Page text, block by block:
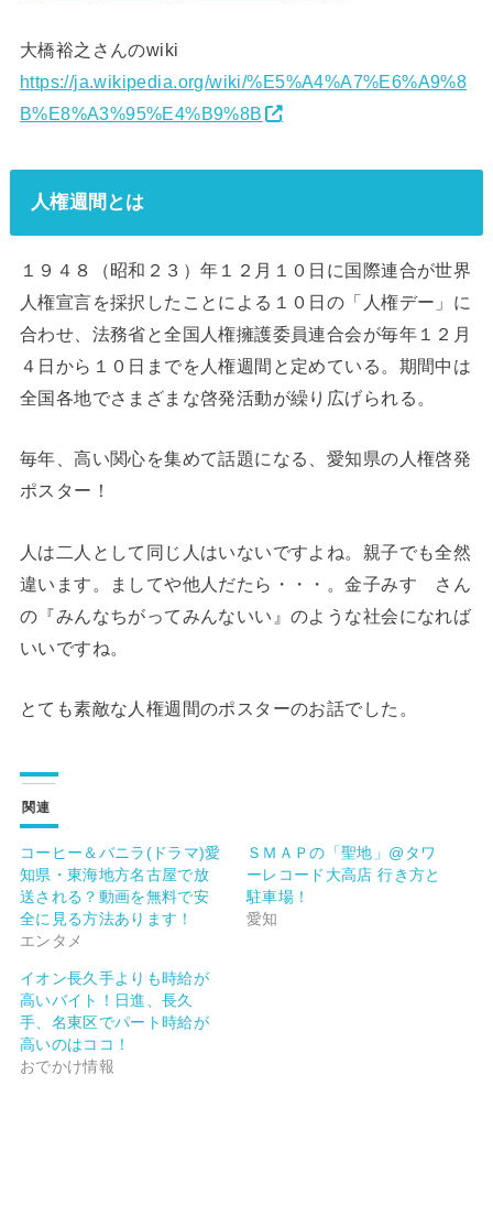
大橋裕之さんのwiki
https://ja.wikipedia.org/wiki/%E5%A4%A7%E6%A9%8
B%E8%A3%95%E4%B9%8B
人権週間とは
１９４８（昭和２３）年１２月１０日に国際連合が世界
人権宣言を採択したことによる１０日の「人権デー」に
合わせ、法務省と全国人権擁護委員連合会が毎年１２月
４日から１０日までを人権週間と定めている。期間中は
全国各地でさまざまな啓発活動が繰り広げられる。
毎年、高い関心を集めて話題になる、愛知県の人権啓発
ポスター！
人は二人として同じ人はいないですよね。親子でも全然
違います。ましてや他人だたら・・・。金子みすゞさん
の『みんなちがってみんないい』のような社会になれば
いいですね。
とても素敵な人権週間のポスターのお話でした。
関連
コーヒー＆バニラ(ドラマ)愛
知県・東海地方名古屋で放
送される？動画を無料で安
全に見る方法あります！
エンタメ
ＳＭＡＰの「聖地」@タワ
ーレコード大高店 行き方と
駐車場！
愛知
イオン長久手よりも時給が
高いバイト！日進、長久
手、名東区でパート時給が
高いのはココ！
おでかけ情報